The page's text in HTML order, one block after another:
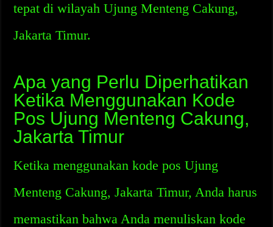
tepat di wilayah Ujung Menteng Cakung,
Jakarta Timur.
Apa yang Perlu Diperhatikan
Ketika Menggunakan Kode
Pos Ujung Menteng Cakung,
Jakarta Timur
Ketika menggunakan kode pos Ujung
Menteng Cakung, Jakarta Timur, Anda harus
memastikan bahwa Anda menuliskan kode